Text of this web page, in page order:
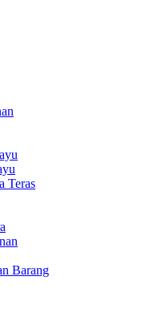
Teras
Barang